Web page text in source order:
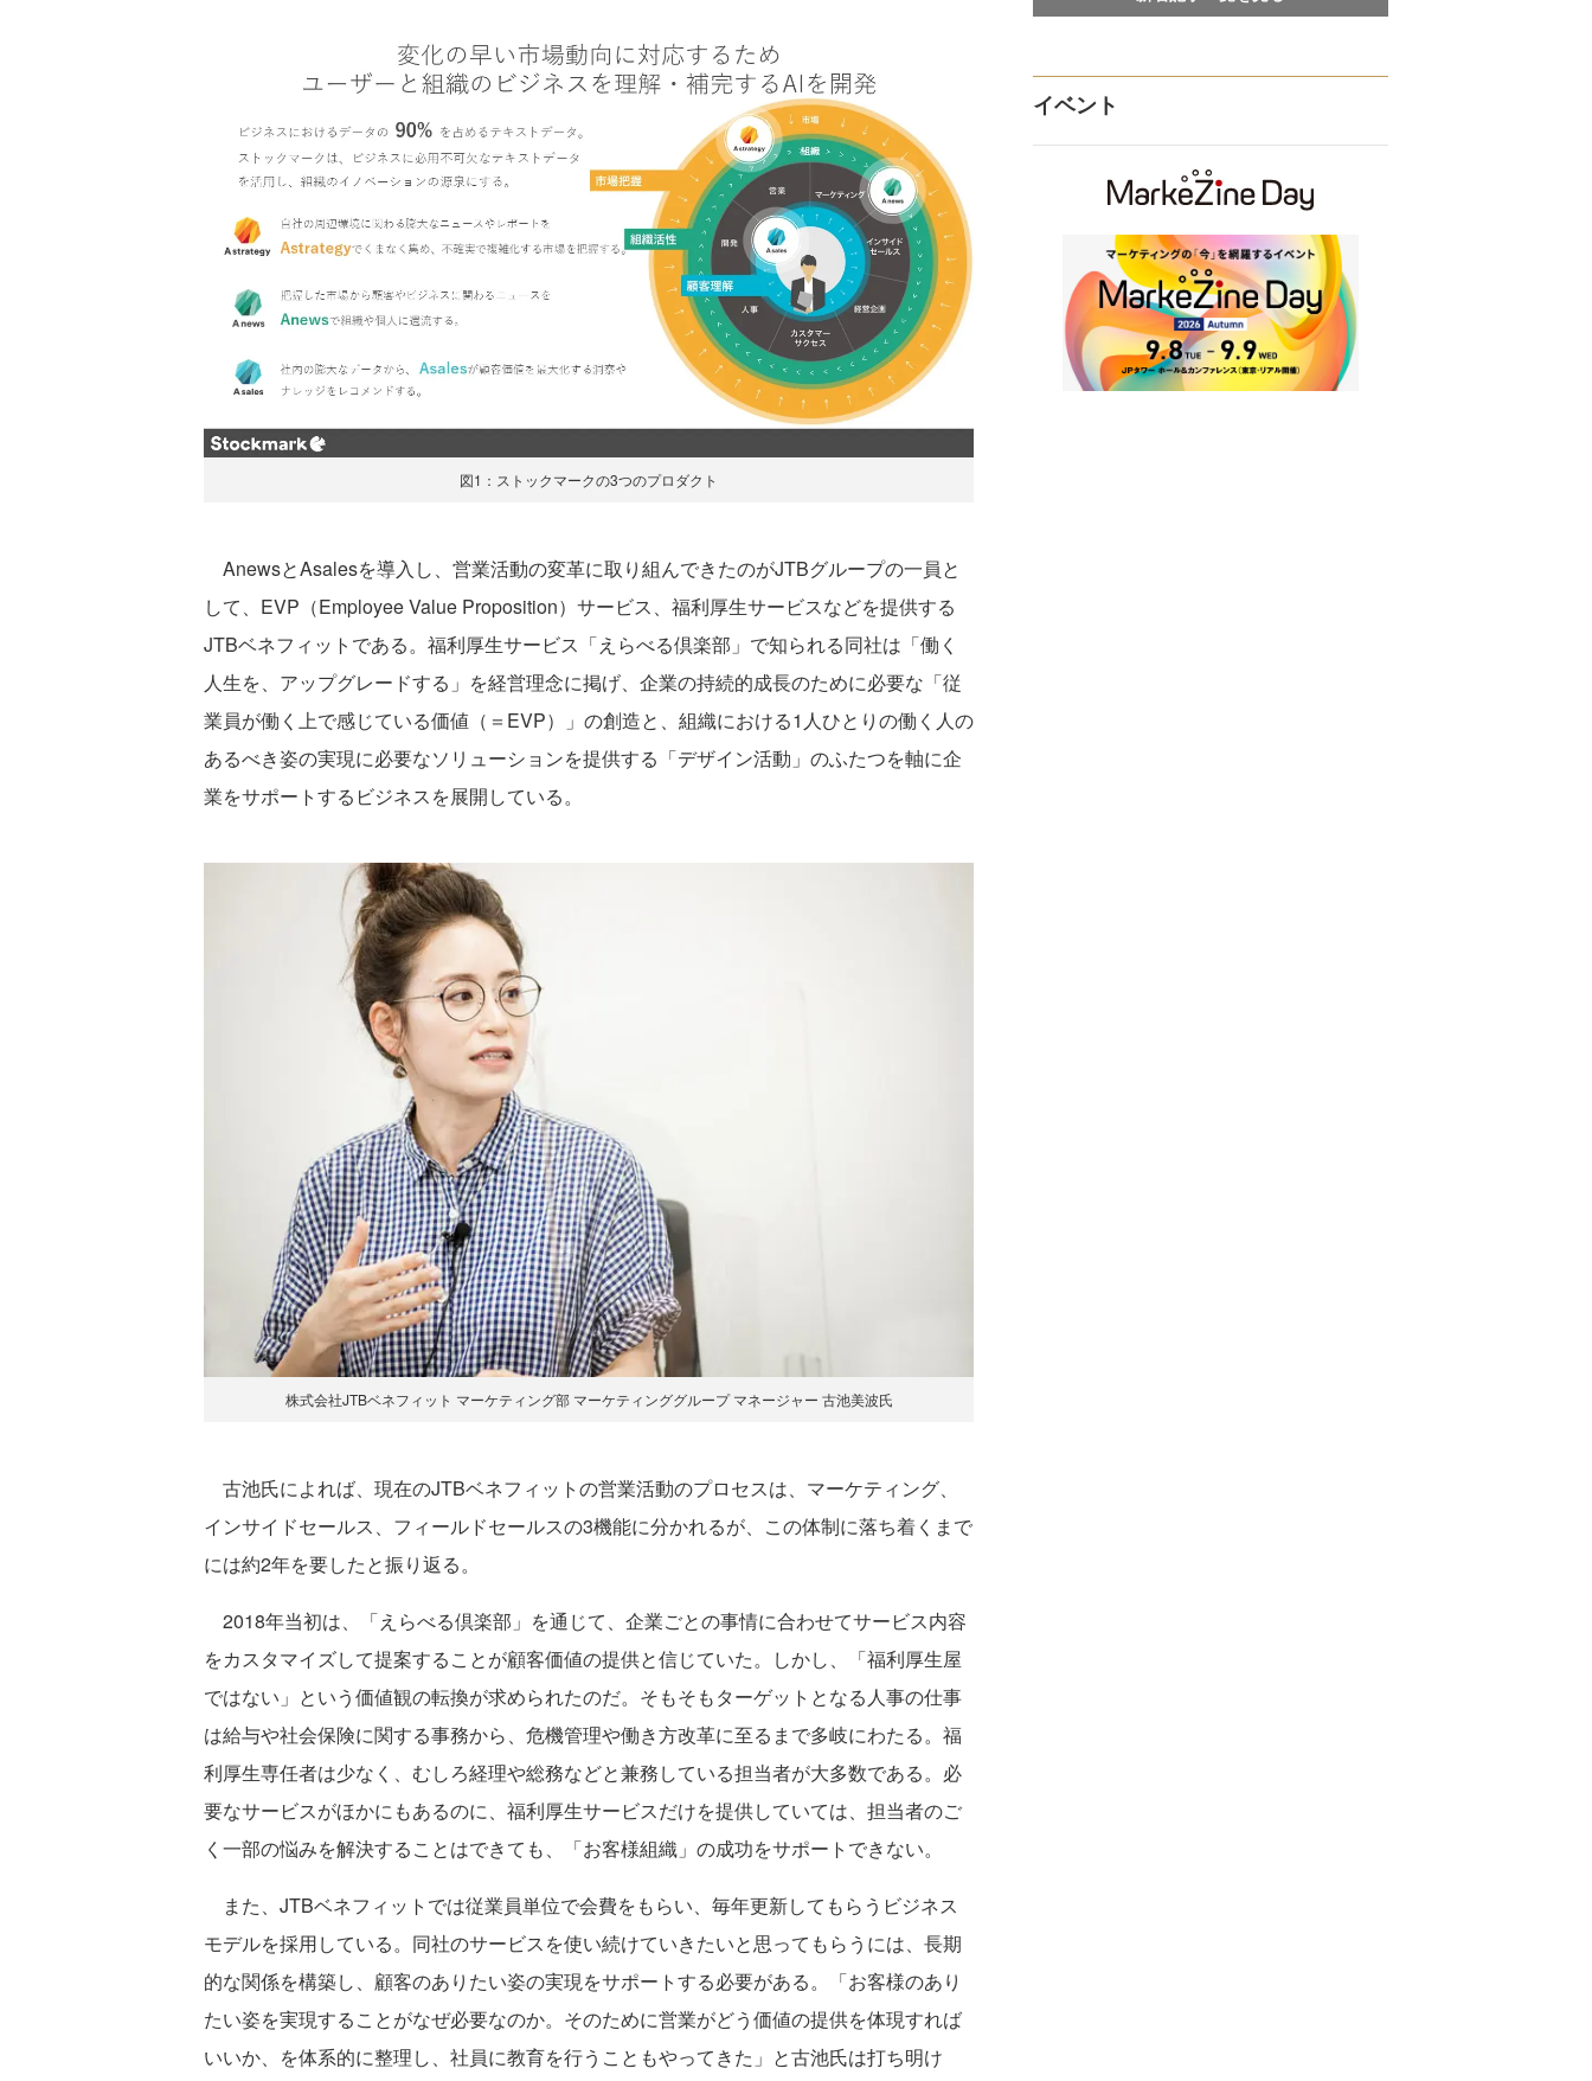
図1：ストックマークの3つのプロダクト
AnewsとAsalesを導入し、営業活動の変革に取り組んできたのがJTBグループの一員と
して、EVP（Employee Value Proposition）サービス、福利厚生サービスなどを提供する
JTBベネフィットである。福利厚生サービス「えらべる倶楽部」で知られる同社は「働く
人生を、アップグレードする」を経営理念に掲げ、企業の持続的成長のために必要な「従
業員が働く上で感じている価値（＝EVP）」の創造と、組織における1人ひとりの働く人の
あるべき姿の実現に必要なソリューションを提供する「デザイン活動」のふたつを軸に企
業をサポートするビジネスを展開している。
株式会社JTBベネフィット マーケティング部 マーケティンググループ マネージャー 古池美波氏
古池氏によれば、現在のJTBベネフィットの営業活動のプロセスは、マーケティング、
インサイドセールス、フィールドセールスの3機能に分かれるが、この体制に落ち着くまで
には約2年を要したと振り返る。
2018年当初は、「えらべる倶楽部」を通じて、企業ごとの事情に合わせてサービス内容
をカスタマイズして提案することが顧客価値の提供と信じていた。しかし、「福利厚生屋
ではない」という価値観の転換が求められたのだ。そもそもターゲットとなる人事の仕事
は給与や社会保険に関する事務から、危機管理や働き方改革に至るまで多岐にわたる。福
利厚生専任者は少なく、むしろ経理や総務などと兼務している担当者が大多数である。必
要なサービスがほかにもあるのに、福利厚生サービスだけを提供していては、担当者のご
く一部の悩みを解決することはできても、「お客様組織」の成功をサポートできない。
また、JTBベネフィットでは従業員単位で会費をもらい、毎年更新してもらうビジネス
モデルを採用している。同社のサービスを使い続けていきたいと思ってもらうには、長期
的な関係を構築し、顧客のありたい姿の実現をサポートする必要がある。「お客様のあり
たい姿を実現することがなぜ必要なのか。そのために営業がどう価値の提供を体現すれば
いいか、を体系的に整理し、社員に教育を行うこともやってきた」と古池氏は打ち明け
イベント